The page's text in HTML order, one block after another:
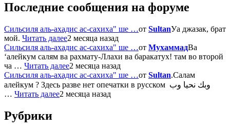
Последние сообщения на форуме
Сильсиля аль-ахадис ас-сахиха" ше …от SultanУа джазак, брат
мой. Читать далее2 месяца назад
Сильсиля аль-ахадис ас-сахиха" ше …от МухаммадВа
‘алейкум салям ва рахмату-Ллахи ва баракатух! там во второй
ча … Читать далее2 месяца назад
Сильсиля аль-ахадис ас-сахиха" ше …от Sultan.Салам
алейкум ? Здесь разве нет опечатки в русском وبك نحيا وب
… Читать далее2 месяца назад
Рубрики